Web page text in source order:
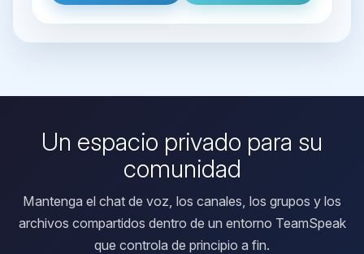
Un espacio privado para su
comunidad
Mantenga el chat de voz, los canales, los grupos y los
archivos compartidos dentro de un entorno TeamSpeak
que controla de principio a fin.